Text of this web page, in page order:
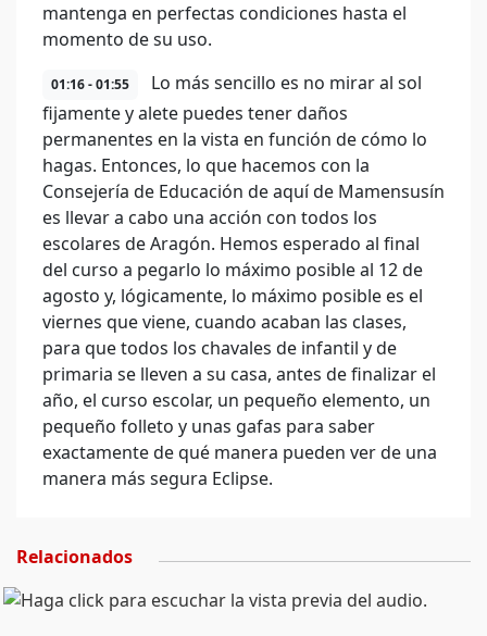
mantenga en perfectas condiciones hasta el
momento de su uso.
01:16 - 01:55
Lo más sencillo es no mirar al sol
fijamente y alete puedes tener daños
permanentes en la vista en función de cómo lo
hagas. Entonces, lo que hacemos con la
Consejería de Educación de aquí de Mamensusín
es llevar a cabo una acción con todos los
escolares de Aragón. Hemos esperado al final
del curso a pegarlo lo máximo posible al 12 de
agosto y, lógicamente, lo máximo posible es el
viernes que viene, cuando acaban las clases,
para que todos los chavales de infantil y de
primaria se lleven a su casa, antes de finalizar el
año, el curso escolar, un pequeño elemento, un
pequeño folleto y unas gafas para saber
exactamente de qué manera pueden ver de una
manera más segura Eclipse.
Relacionados